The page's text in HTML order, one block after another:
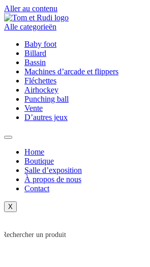
Aller au contenu
Alle categorieën
Baby foot
Billard
Bassin
Machines d’arcade et flippers
Fléchettes
Airhockey
Punching ball
Vente
D’autres jeux
Home
Boutique
Salle d’exposition
À propos de nous
Contact
X